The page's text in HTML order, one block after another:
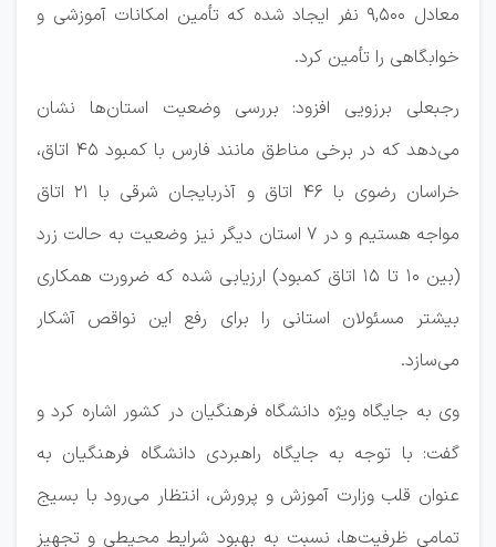
معادل ۹,۵۰۰ نفر ایجاد شده که تأمین امکانات آموزشی و
خوابگاهی را تأمین کرد.
رجبعلی برزویی افزود: بررسی وضعیت استان‌ها نشان
می‌دهد که در برخی مناطق مانند فارس با کمبود ۴۵ اتاق،
خراسان رضوی با ۴۶ اتاق و آذربایجان شرقی با ۲۱ اتاق
مواجه هستیم و در ۷ استان دیگر نیز وضعیت به حالت زرد
(بین ۱۰ تا ۱۵ اتاق کمبود) ارزیابی شده که ضرورت همکاری
بیشتر مسئولان استانی را برای رفع این نواقص آشکار
می‌سازد.
وی به جایگاه ویژه دانشگاه فرهنگیان در کشور اشاره کرد و
گفت: با توجه به جایگاه راهبردی دانشگاه فرهنگیان به
عنوان قلب وزارت آموزش و پرورش، انتظار می‌رود با بسیج
تمامی ظرفیت‌ها، نسبت به بهبود شرایط محیطی و تجهیز